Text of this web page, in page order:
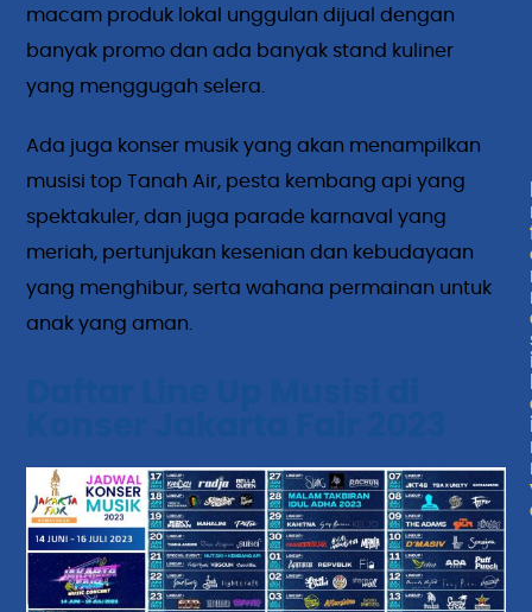
macam produk lokal unggulan dijual dengan
banyak promo dan ada banyak stand kuliner
yang menggugah selera.
Ada juga konser musik yang akan menampilkan
musisi top Tanah Air, pesta kembang api yang
spektakuler, dan juga parade karnaval yang
meriah, pertunjukan kesenian dan kebudayaan
yang menghibur, serta wahana permainan untuk
anak yang aman.